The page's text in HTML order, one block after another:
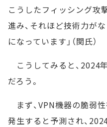
こうしたフィッシング攻
進み、それほど技術力が
になっています」（関氏）
こうしてみると、2024
だろう。
まず、VPN機器の脆弱
発生すると予測され、